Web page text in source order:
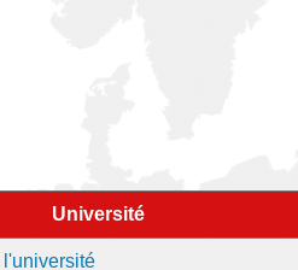
Université
l'université